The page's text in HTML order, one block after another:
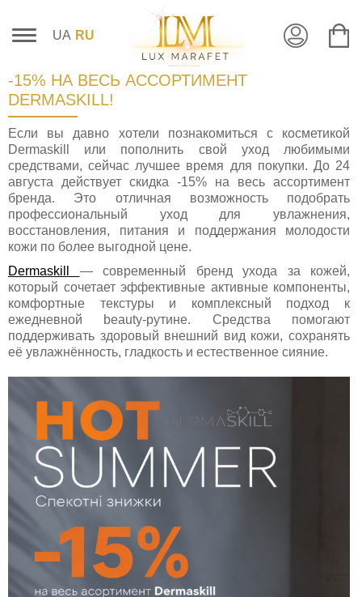
UA RU
-15% НА ВЕСЬ АСCОРТИМЕНТ
DERMASKILL!
Если вы давно хотели познакомиться с косметикой
Dermaskill или пополнить свой уход любимыми
средствами, сейчас лучшее время для покупки. До 24
августа действует скидка -15% на весь ассортимент
бренда. Это отличная возможность подобрать
профессиональный уход для увлажнения,
восстановления, питания и поддержания молодости
кожи по более выгодной цене.
Dermaskill — современный бренд ухода за кожей,
который сочетает эффективные активные компоненты,
комфортные текстуры и комплексный подход к
ежедневной beauty-рутине. Средства помогают
поддерживать здоровый внешний вид кожи, сохранять
её увлажнённость, гладкость и естественное сияние.